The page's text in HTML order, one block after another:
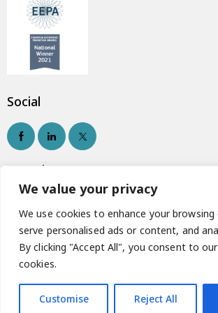
We value your privacy
We use cookies to enhance your browsing
serve personalised ads or content, and
By clicking "Accept All", you consent to
cookies.
Customise Reject All
Social
Newsletter
Εγγραφή